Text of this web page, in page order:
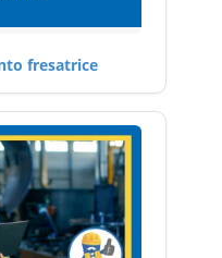
fresatrice